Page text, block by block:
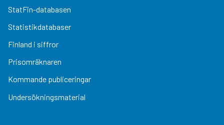
StatFin-databasen
Statistikdatabaser
Finland i siffror
Prisomräknaren
Kommande publiceringar
Undersökningsmaterial